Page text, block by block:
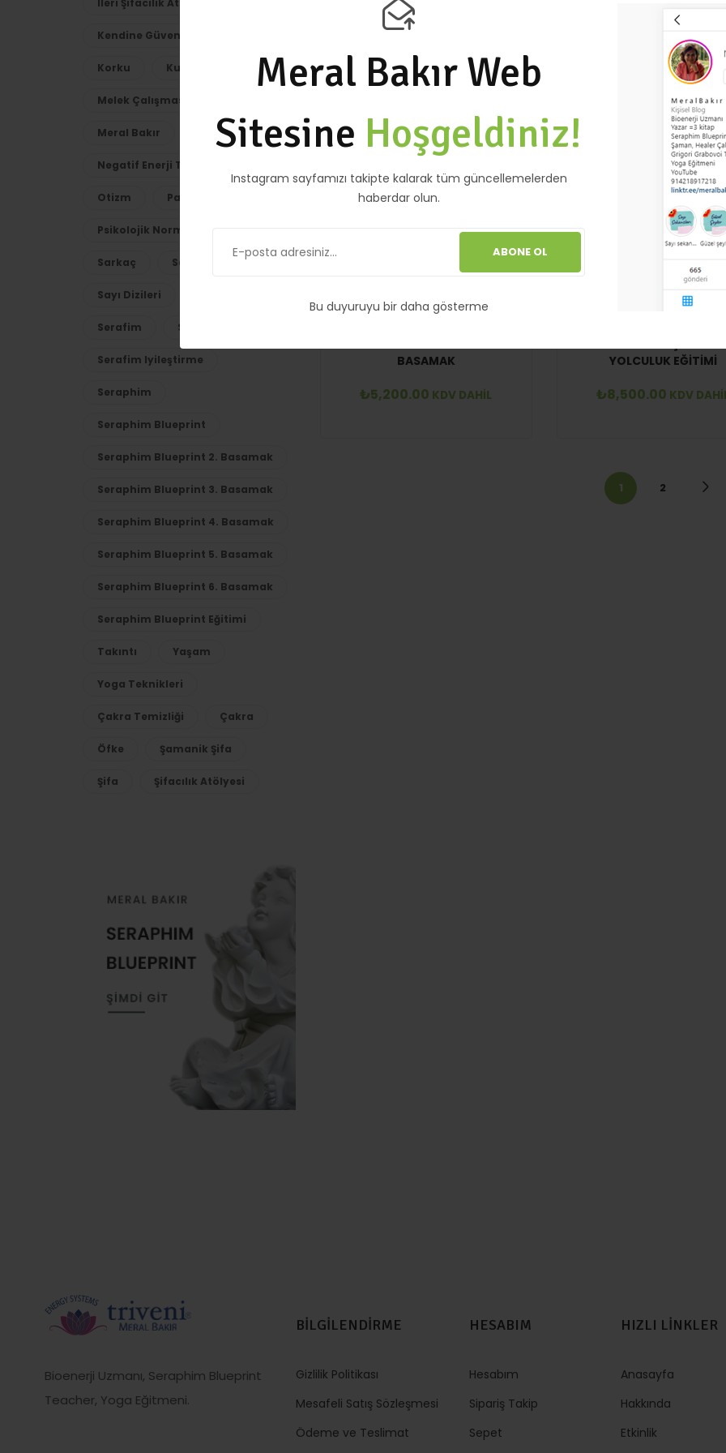
Meral Bakır Web
Sitesine Hoşgeldiniz!
Instagram sayfamızı takipte kalarak tüm güncellemelerden
haberdar olun.
ABONE OL
Bu duyuruyu bir daha gösterme
Ileri Şifacılık Atölyesi
Kendine Güven
Korku Kuvars
Melek Çalışması
Meral Bakır
Negatif Enerji Temizliği
Otizm Pandül
Psikolojik Normalizayon
Sarkaç Sarkaç Kullanımı
Sayı Dizileri
Serafim Serafim Füzyon
Serafim Iyileştirme
Seraphim
Seraphim Blueprint
Seraphim Blueprint 2. Basamak
Seraphim Blueprint 3. Basamak
Seraphim Blueprint 4. Basamak
Seraphim Blueprint 5. Basamak
Seraphim Blueprint 6. Basamak
Seraphim Blueprint Eğitimi
Takıntı Yaşam
Yoga Teknikleri
Çakra Temizliği Çakra
Öfke Şamanik Şifa
Şifa Şifacılık Atölyesi
8,000.00
ATÖLYESI
BASAMAK
₺5,200.00 KDV DAHİL
YOLCULUK EĞITIMI
₺8,500.00 KDV
1 2
Bioenerji Uzmanı, Seraphim Blueprint
Teacher, Yoga Eğitmeni.
BİLGİLENDİRME
Gizlilik Politikası
Mesafeli Satış Sözleşmesi
Ödeme ve Teslimat
HESABIM
Hesabım
Sipariş Takip
Sepet
HIZLI LİNKLER
Anasayfa
Hakkında
Etkinlik